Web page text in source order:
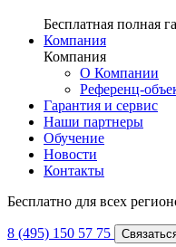
Бесплатная полная
Компания
Компания
О Компании
Референц-
Гарантия и сервис
Наши партнеры
Обучение
Новости
Контакты
Бесплатно для всех
8 (495) 150 57 75